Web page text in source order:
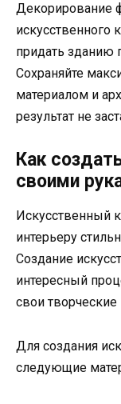
Декорирование
искусственного
придать зданию
Сохраняйте
материалом и
результат не
Как
своими
Искусственный
интерьеру
Создание
интересный
свои творческие
Для создания
следующие